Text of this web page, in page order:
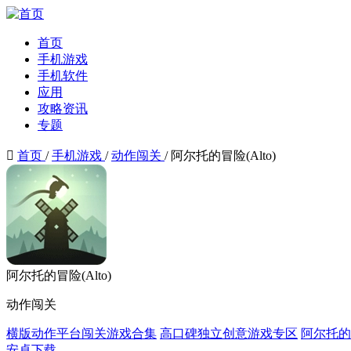
首页
手机游戏
手机软件
应用
攻略资讯
专题
 首页 / 手机游戏 / 动作闯关 / 阿尔托的冒险(Alto)
阿尔托的冒险(Alto)
动作闯关
横版动作平台闯关游戏合集 高口碑独立创意游戏专区 阿尔托